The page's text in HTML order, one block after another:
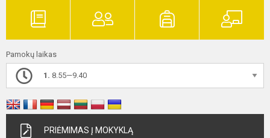
Pamokų laikas
1. 8.55—9.40
PRIĖMIMAS Į MOKYKLĄ